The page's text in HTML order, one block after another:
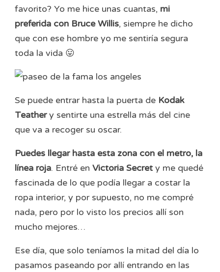
favorito? Yo me hice unas cuantas, mi
preferida con Bruce Willis, siempre he dicho
que con ese hombre yo me sentiría segura
toda la vida 😛
Se puede entrar hasta la puerta de Kodak
Teathery sentirte una estrella más del cine
que va a recoger su oscar.
Puedes llegar hasta esta zona con el metro, la
línea roja. Entré en Victoria Secrety me quedé
fascinada de lo que podía llegar a costar la
ropa interior, y por supuesto, no me compré
nada, pero por lo visto los precios allí son
mucho mejores…
Ese día, que solo teníamos la mitad del día lo
pasamos paseando por allí entrando en las